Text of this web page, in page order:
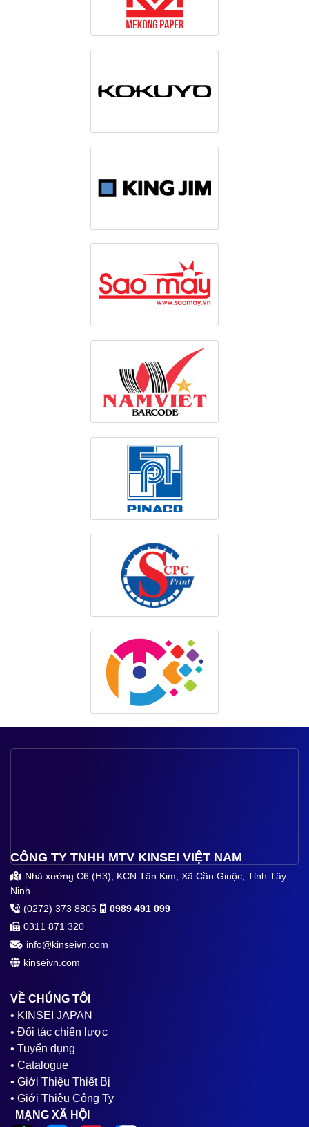
CÔNG TY TNHH MTV KINSEI VIỆT NAM
Nhà xưởng C6 (H3), KCN Tân Kim, Xã Cần Giuộc, Tỉnh Tây
Ninh
(0272) 373 8806
0989 491 099
0311 871 320
info@kinseivn.com
kinseivn.com
VỀ CHÚNG TÔI
• KINSEI JAPAN
• Đối tác chiến lược
• Tuyển dụng
• Catalogue
• Giới Thiệu Thiết Bị
• Giới Thiệu Công Ty
MẠNG XÃ HỘI